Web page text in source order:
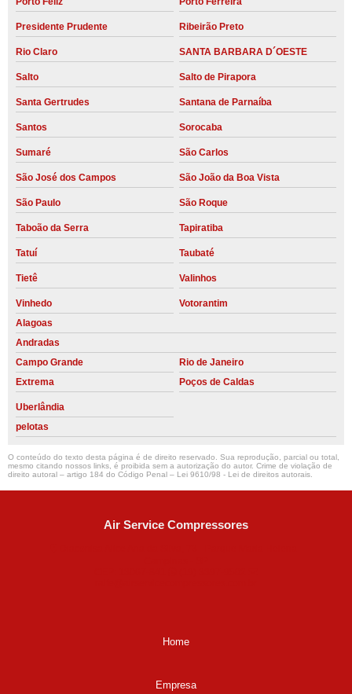
Presidente Prudente Ribeirão Preto
Rio Claro SANTA BARBARA D´OESTE
Salto Salto de Pirapora
Santa Gertrudes Santana de Parnaíba
Santos Sorocaba
Sumaré São Carlos
São José dos Campos São João da Boa Vista
São Paulo São Roque
Taboão da Serra Tapiratiba
Tatuí Taubaté
Tietê Valinhos
Vinhedo
Votorantim
Alagoas
Andradas
Campo Grande
Rio de Janeiro
Extrema
Poços de Caldas
Uberlândia
pelotas
O conteúdo do texto desta página é de direito reservado. Sua reprodução, parcial ou total,
mesmo citando nossos links, é proibida sem a autorização do autor. Crime de violação de
direito autoral – artigo 184 do Código Penal – Lei 9610/98 - Lei de direitos autorais.
Air Service Compressores
Home
Empresa